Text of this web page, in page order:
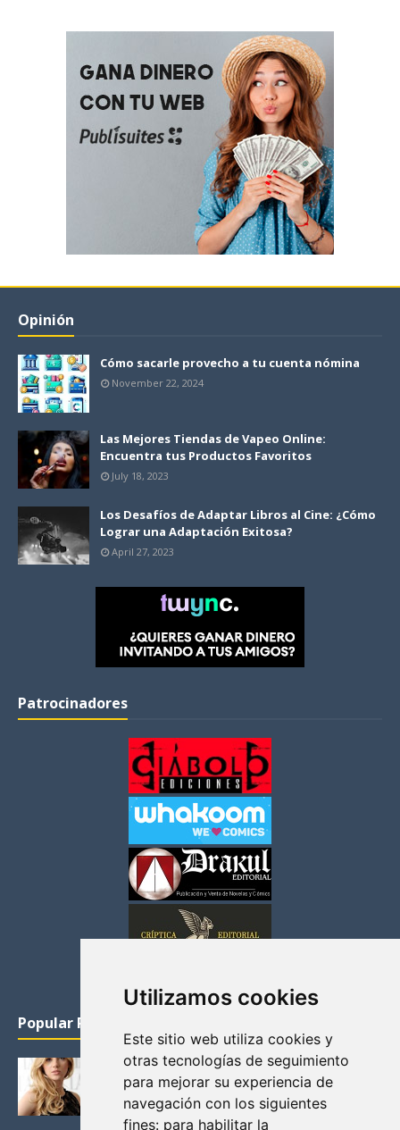
Utilizamos cookies
Este sitio web utiliza cookies y
otras tecnologías de seguimiento
para mejorar su experiencia de
navegación con los siguientes
fines: para habilitar la
Opinión
Cómo sacarle provecho a tu cuenta nómina
November 22, 2024
Las Mejores Tiendas de Vapeo Online:
Encuentra tus Productos Favoritos
July 18, 2023
Los Desafíos de Adaptar Libros al Cine: ¿Cómo
Lograr una Adaptación Exitosa?
April 27, 2023
Patrocinadores
Popular Posts
KATHERYN WINNICK: LA ACTRIZ MAS GUAPA DE
VIKINGOS
Junio 14, 2013